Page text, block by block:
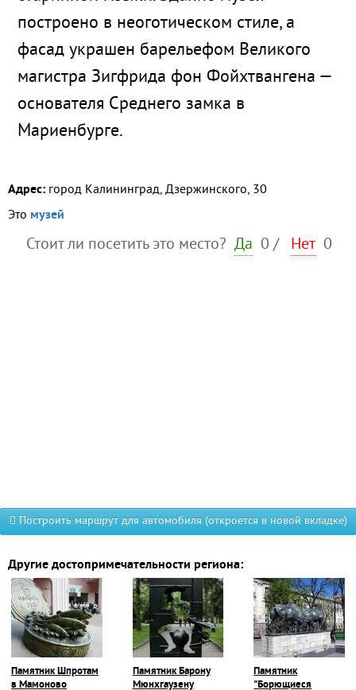
построено в неоготическом стиле, а
фасад украшен барельефом Великого
магистра Зигфрида фон Фойхтвангена —
основателя Среднего замка в
Мариенбурге.
Адрес: город Калининград, Дзержинского, 30
Это музей
Стоит ли посетить это место? Да 0 / Нет 0
Построить маршрут для автомобиля (откроется в новой вкладке)
Другие достопримечательности региона:
Памятник Шпротам
в Мамоново
Памятник Барону
Мюнхгаузену
Памятник
"Борющиеся